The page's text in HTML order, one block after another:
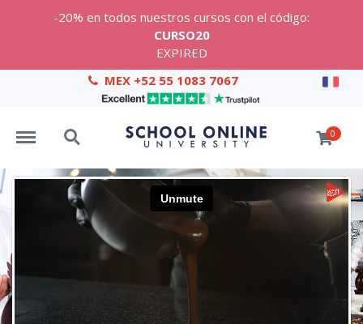
-20% en todos nuestros cursos con el código:
CURSO20
EXPIRED
MEX +52 55 1083 7067
Menu Search 0